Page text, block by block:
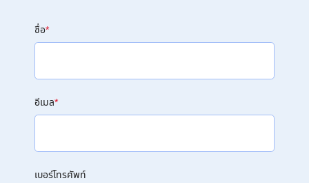
ชื่อ*
อีเมล*
เบอร์โทรศัพท์